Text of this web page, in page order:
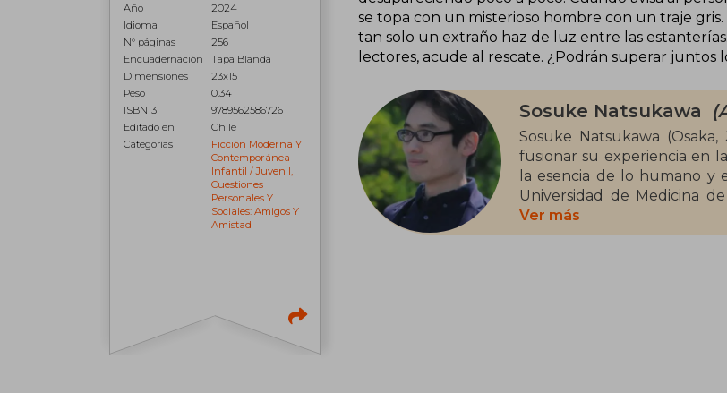
Año
2024
Idioma
Español
N° páginas
256
Encuadernación
Tapa Blanda
Dimensiones
23x15
Peso
0.34
ISBN13
9789562586726
Editado en
Chile
Categorías
Ficción Moderna Y
Contemporánea
Infantil / Juvenil,
Cuestiones
Personales Y
Sociales: Amigos Y
Amistad
se topa con un misterioso hombre con un traje
tan solo un extraño haz de luz entre las
lectores, acude al rescate. ¿Podrán superar juntos
Sosuke Natsukawa
Sosuke Natsukawa
fusionar su experiencia en
la esencia de lo humano y
Universidad de Medicina
novela Kamisama no Karute
con millones de
Ver más